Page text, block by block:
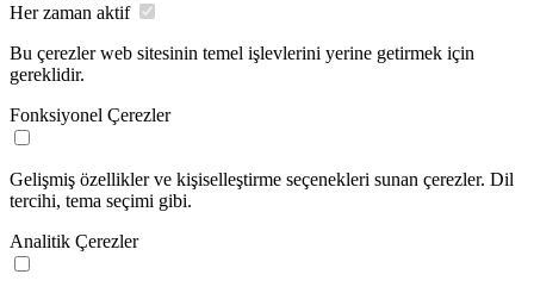
Her zaman aktif
Bu çerezler web sitesinin temel işlevlerini yerine getirmek için
gereklidir.
Fonksiyonel Çerezler
Gelişmiş özellikler ve kişiselleştirme seçenekleri sunan çerezler. Dil
tercihi, tema seçimi gibi.
Analitik Çerezler